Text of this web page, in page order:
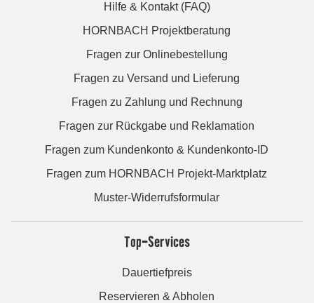
Hilfe & Kontakt (FAQ)
HORNBACH Projektberatung
Fragen zur Onlinebestellung
Fragen zu Versand und Lieferung
Fragen zu Zahlung und Rechnung
Fragen zur Rückgabe und Reklamation
Fragen zum Kundenkonto & Kundenkonto-ID
Fragen zum HORNBACH Projekt-Marktplatz
Muster-Widerrufsformular
Top-Services
Dauertiefpreis
Reservieren & Abholen